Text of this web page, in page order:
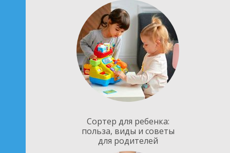
Сортер для ребенка:
польза, виды и советы
для родителей